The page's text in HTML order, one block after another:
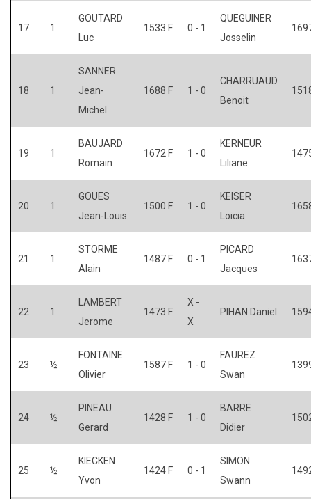
17 1
GOUTARD
Luc
1533 F 0 - 1
QUEGUINER
Josselin
18 1
SANNER
Jean-
Michel
1688 F 1 - 0
CHARRUAUD
Benoit
19 1
BAUJARD
Romain
1672 F 1 - 0
KERNEUR
Liliane
20 1
GOUES
Jean-Louis
1500 F 1 - 0
KEISER
Loicia
21 1
STORME
Alain
1487 F 0 - 1
PICARD
Jacques
22 1
LAMBERT
Jerome
1473 F
X -
X
PIHAN Daniel
23 ½
FONTAINE
Olivier
1587 F 1 - 0
FAUREZ
Swan
24 ½
PINEAU
Gerard
1428 F 1 - 0
BARRE
Didier
25 ½
KIECKEN
Yvon
1424 F 0 - 1
SIMON
Swann